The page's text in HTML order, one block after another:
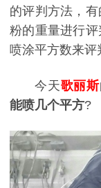
的评判方法，
粉的重量进行
喷涂平方数来评
今天歌丽斯
能喷几个平方?